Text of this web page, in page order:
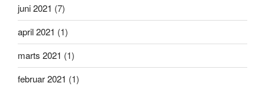
juni 2021 (7)
april 2021 (1)
marts 2021 (1)
februar 2021 (1)